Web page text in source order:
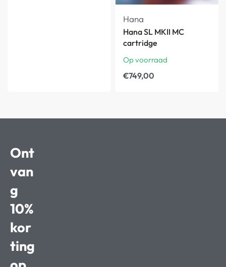
Hana
Hana SL MKII MC
cartridge
Op voorraad
€749,00
Ont
van
g
10%
kor
ting